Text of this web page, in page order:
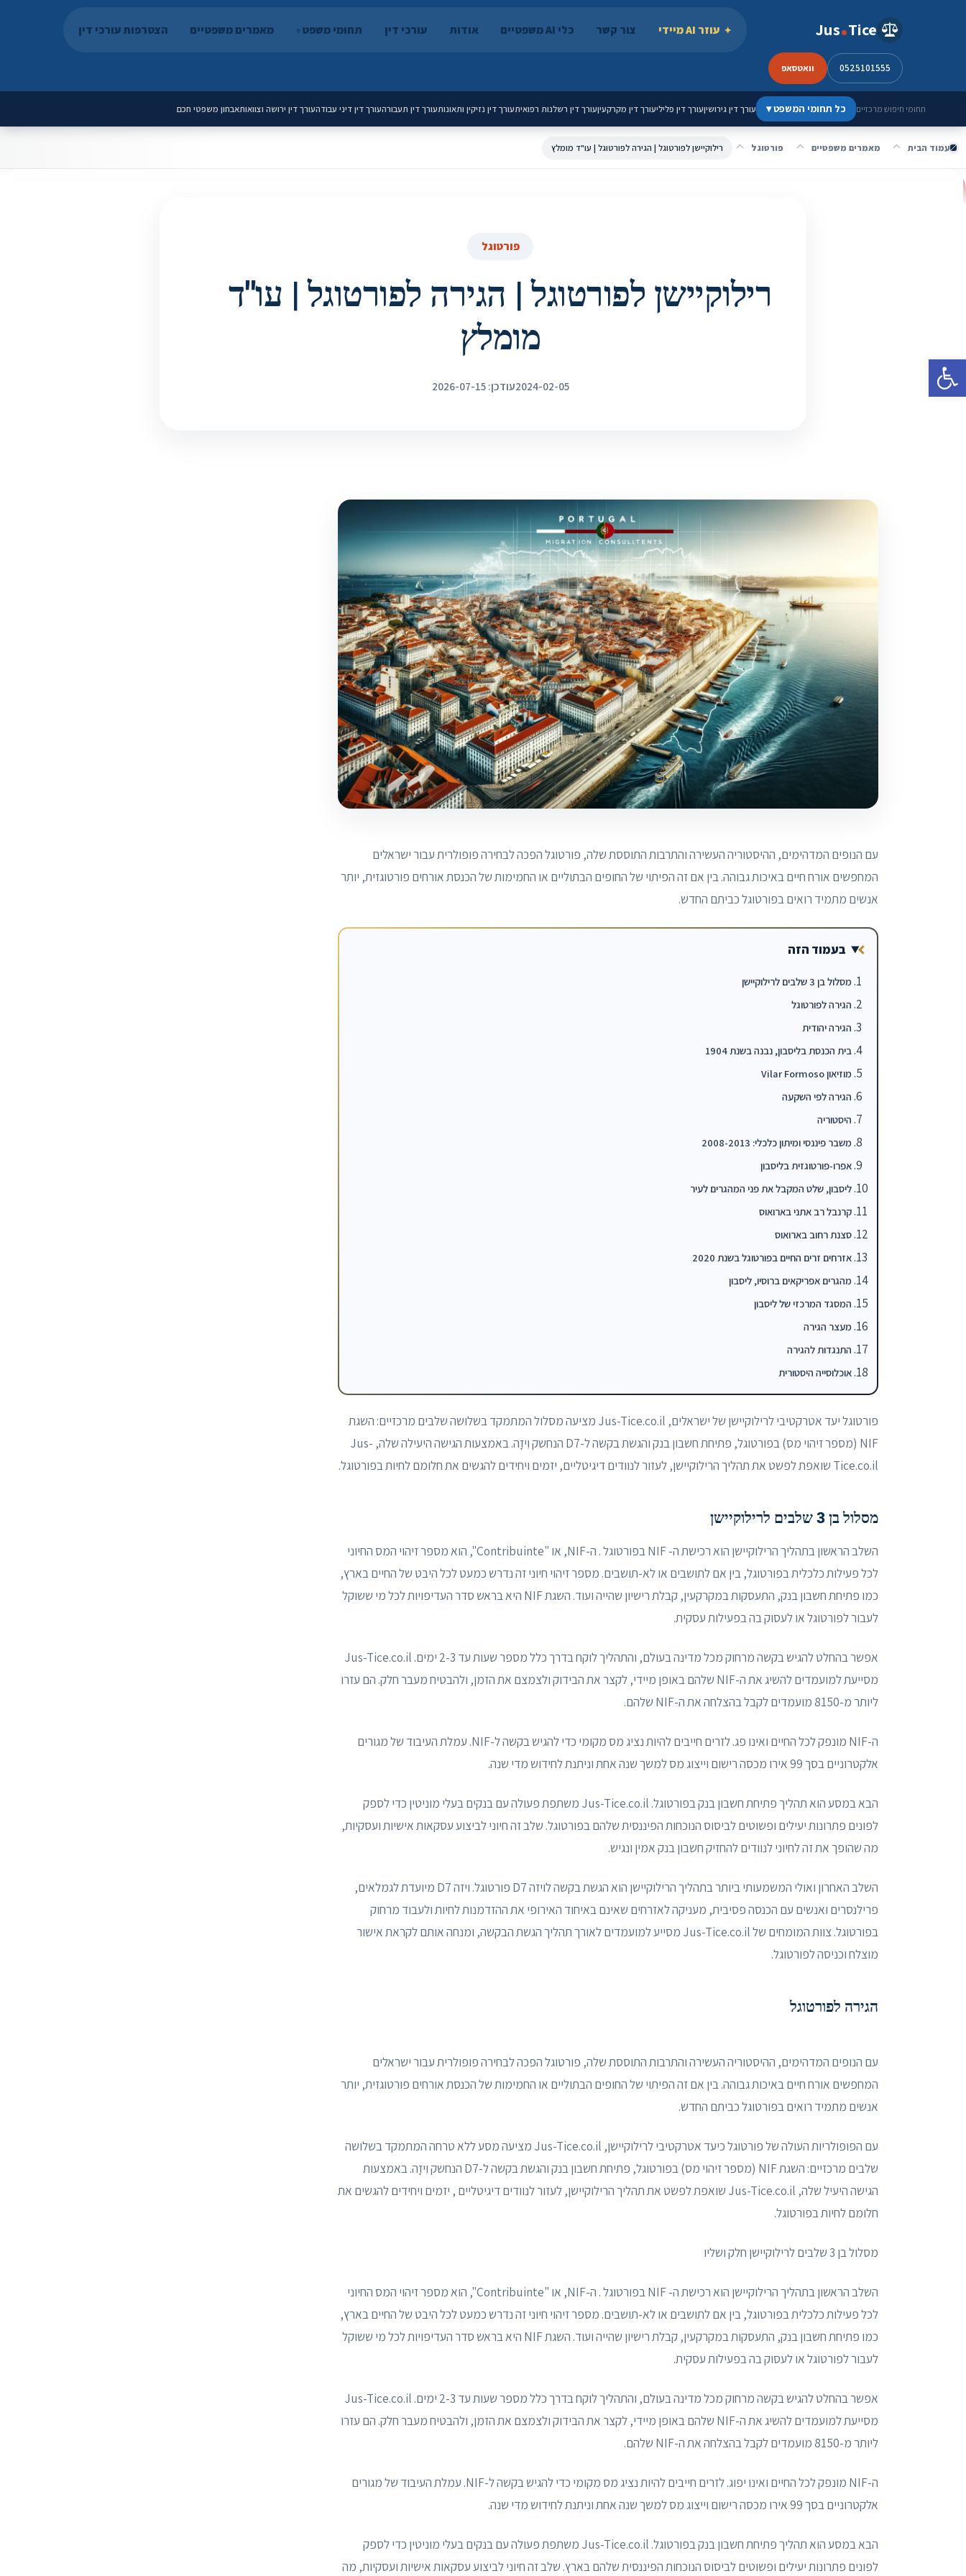
פתח סרגל נגישות
Jus Tice עוזר AI מיידי צור קשר כלי AI משפטיים אודות עורכי דין תחומי משפט מאמרים משפטיים הצטרפות עורכי דין
0525101555 וואטסאפ
תחומי חיפוש מרכזיים כל תחומי המשפט▾ עורך דין גירושיןעורך דין פליליעורך דין מקרקעיןעורך דין רשלנות רפואיתעורך דין נזיקין ותאונותעורך דין תעבורהעורך דין דיני עבודהעורך דין ירושה וצוואותאבחון משפטי חכם
עמוד הבית מאמרים משפטיים פורטוגל רילוקיישן לפורטוגל | הגירה לפורטוגל | עו"ד מומלץ
פורטוגל
רילוקיישן לפורטוגל | הגירה לפורטוגל | עו"ד
מומלץ
2024-02-05עודכן: 2026-07-15
עם הנופים המדהימים, ההיסטוריה העשירה והתרבות התוססת שלה, פורטוגל הפכה לבחירה פופולרית עבור ישראלים
המחפשים אורח חיים באיכות גבוהה. בין אם זה הפיתוי של החופים הבתוליים או החמימות של הכנסת אורחים פורטוגזית, יותר
אנשים מתמיד רואים בפורטוגל כביתם החדש.
בעמוד הזה
מסלול בן 3 שלבים לרילוקיישן
הגירה לפורטוגל
הגירה יהודית
בית הכנסת בליסבון, נבנה בשנת 1904
מוזיאון Vilar Formoso
הגירה לפי השקעה
היסטוריה
משבר פיננסי ומיתון כלכלי: 2008-2013
אפרו-פורטוגזית בליסבון
ליסבון, שלט המקבל את פני המהגרים לעיר
קרנבל רב אתני בארואוס
סצנת רחוב בארואוס
אזרחים זרים החיים בפורטוגל בשנת 2020
מהגרים אפריקאים ברוסיו, ליסבון
המסגד המרכזי של ליסבון
מעצר הגירה
התנגדות להגירה
אוכלוסייה היסטורית
פורטוגל יעד אטרקטיבי לרילוקיישן של ישראלים, Jus-Tice.co.il מציעה מסלול המתמקד בשלושה שלבים מרכזיים: השגת
NIF (מספר זיהוי מס) בפורטוגל, פתיחת חשבון בנק והגשת בקשה ל-D7 הנחשק וִיזָה. באמצעות הגישה היעילה שלה, Jus-
Tice.co.il שואפת לפשט את תהליך הרילוקיישן, לעזור לנוודים דיגיטליים, יזמים ויחידים להגשים את חלומם לחיות בפורטוגל.
מסלול בן 3 שלבים לרילוקיישן
השלב הראשון בתהליך הרילוקיישן הוא רכישת ה- NIF בפורטוגל . ה-NIF, או "Contribuinte", הוא מספר זיהוי המס החיוני
לכל פעילות כלכלית בפורטוגל, בין אם לתושבים או לא-תושבים. מספר זיהוי חיוני זה נדרש כמעט לכל היבט של החיים בארץ,
כמו פתיחת חשבון בנק, התעסקות במקרקעין, קבלת רישיון שהייה ועוד. השגת NIF היא בראש סדר העדיפויות לכל מי ששוקל
לעבור לפורטוגל או לעסוק בה בפעילות עסקית.
אפשר בהחלט להגיש בקשה מרחוק מכל מדינה בעולם, והתהליך לוקח בדרך כלל מספר שעות עד 2-3 ימים. Jus-Tice.co.il
מסייעת למועמדים להשיג את ה-NIF שלהם באופן מיידי, לקצר את הבידוק ולצמצם את הזמן, ולהבטיח מעבר חלק. הם עזרו
ליותר מ-8150 מועמדים לקבל בהצלחה את ה-NIF שלהם.
ה-NIF מונפק לכל החיים ואינו פג. לזרים חייבים להיות נציג מס מקומי כדי להגיש בקשה ל-NIF. עמלת העיבוד של מגורים
אלקטרוניים בסך 99 אירו מכסה רישום וייצוג מס למשך שנה אחת וניתנת לחידוש מדי שנה.
הבא במסע הוא תהליך פתיחת חשבון בנק בפורטוגל. Jus-Tice.co.il משתפת פעולה עם בנקים בעלי מוניטין כדי לספק
לפונים פתרונות יעילים ופשוטים לביסוס הנוכחות הפיננסית שלהם בפורטוגל. שלב זה חיוני לביצוע עסקאות אישיות ועסקיות,
מה שהופך את זה לחיוני לנוודים להחזיק חשבון בנק אמין ונגיש.
השלב האחרון ואולי המשמעותי ביותר בתהליך הרילוקיישן הוא הגשת בקשה לויזה D7 פורטוגל. ויזה D7 מיועדת לגמלאים,
פרילנסרים ואנשים עם הכנסה פסיבית, מעניקה לאזרחים שאינם באיחוד האירופי את ההזדמנות לחיות ולעבוד מרחוק
בפורטוגל. צוות המומחים של Jus-Tice.co.il מסייע למועמדים לאורך תהליך הגשת הבקשה, ומנחה אותם לקראת אישור
מוצלח וכניסה לפורטוגל.
הגירה לפורטוגל
עם הנופים המדהימים, ההיסטוריה העשירה והתרבות התוססת שלה, פורטוגל הפכה לבחירה פופולרית עבור ישראלים
המחפשים אורח חיים באיכות גבוהה. בין אם זה הפיתוי של החופים הבתוליים או החמימות של הכנסת אורחים פורטוגזית, יותר
אנשים מתמיד רואים בפורטוגל כביתם החדש.
עם הפופולריות העולה של פורטוגל כיעד אטרקטיבי לרילוקיישן, Jus-Tice.co.il מציעה מסע ללא טרחה המתמקד בשלושה
שלבים מרכזיים: השגת NIF (מספר זיהוי מס) בפורטוגל, פתיחת חשבון בנק והגשת בקשה ל-D7 הנחשק וִיזָה. באמצעות
הגישה היעיל שלה, Jus-Tice.co.il שואפת לפשט את תהליך הרילוקיישן, לעזור לנוודים דיגיטליים , יזמים ויחידים להגשים את
חלומם לחיות בפורטוגל.
מסלול בן 3 שלבים לרילוקיישן חלק ושליו
השלב הראשון בתהליך הרילוקיישן הוא רכישת ה- NIF בפורטוגל . ה-NIF, או "Contribuinte", הוא מספר זיהוי המס החיוני
לכל פעילות כלכלית בפורטוגל, בין אם לתושבים או לא-תושבים. מספר זיהוי חיוני זה נדרש כמעט לכל היבט של החיים בארץ,
כמו פתיחת חשבון בנק, התעסקות במקרקעין, קבלת רישיון שהייה ועוד. השגת NIF היא בראש סדר העדיפויות לכל מי ששוקל
לעבור לפורטוגל או לעסוק בה בפעילות עסקית.
אפשר בהחלט להגיש בקשה מרחוק מכל מדינה בעולם, והתהליך לוקח בדרך כלל מספר שעות עד 2-3 ימים. Jus-Tice.co.il
מסייעת למועמדים להשיג את ה-NIF שלהם באופן מיידי, לקצר את הבידוק ולצמצם את הזמן, ולהבטיח מעבר חלק. הם עזרו
ליותר מ-8150 מועמדים לקבל בהצלחה את ה-NIF שלהם.
ה-NIF מונפק לכל החיים ואינו יפוג. לזרים חייבים להיות נציג מס מקומי כדי להגיש בקשה ל-NIF. עמלת העיבוד של מגורים
אלקטרוניים בסך 99 אירו מכסה רישום וייצוג מס למשך שנה אחת וניתנת לחידוש מדי שנה.
הבא במסע הוא תהליך פתיחת חשבון בנק בפורטוגל. Jus-Tice.co.il משתפת פעולה עם בנקים בעלי מוניטין כדי לספק
לפונים פתרונות יעילים ופשוטים לביסוס הנוכחות הפיננסית שלהם בארץ. שלב זה חיוני לביצוע עסקאות אישיות ועסקיות, מה